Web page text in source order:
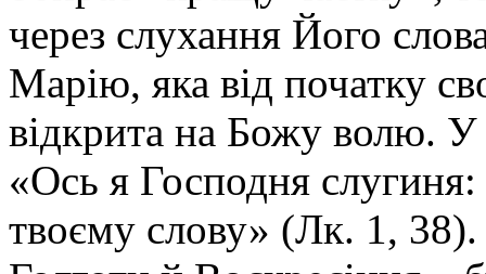
через слухання Його
Марію, яка від початку
відкрита на Божу волю. У
«Ось я Господня
твоєму слову» (Лк. 1,